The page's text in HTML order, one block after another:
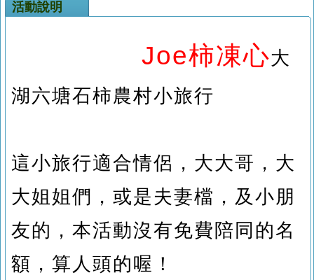
活動說明
Joe柿凍心大
湖六塘石柿農村小旅行
這小旅行適合情侶，大大哥，大
大姐姐們，或是夫妻檔，及小朋
友的，本活動沒有免費陪同的名
額，算人頭的喔！